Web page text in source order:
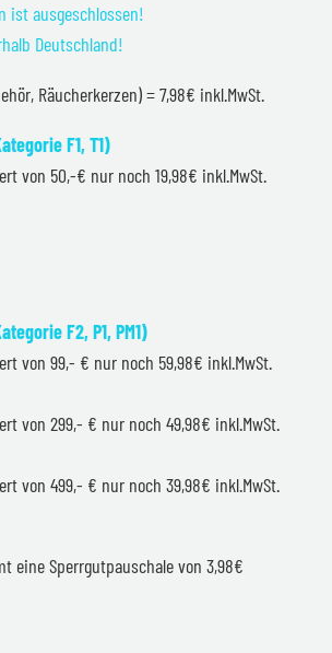
ist ausgeschlossen!
Deutschland!
Räucherkerzen) = 7,98€ inkl.MwSt.
F1, T1)
von 50,-€ nur noch 19,98€ inkl.MwSt.
F2, P1, PM1)
von 99,- € nur noch 59,98€ inkl.MwSt.
von 299,- € nur noch 49,98€ inkl.MwSt.
von 499,- € nur noch 39,98€ inkl.MwSt.
eine Sperrgutpauschale von 3,98€